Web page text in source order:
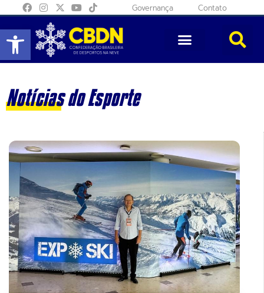
Abrir a barra de ferramentas
Governança Contato
Notícias do Esporte